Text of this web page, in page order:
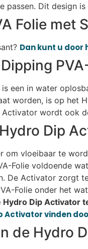
passen. Dit design
Folie met
Dan kunt u door
is een in water
worden, is op het
wordt ook
Dip
om vloeibaar te
Folie voldoende
De Activator zorgt
Folie onder het
Dip Activator
Activator vinden
de Hydro